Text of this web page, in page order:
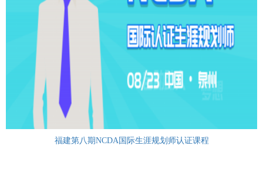
福建第八期NCDA国际生涯规划师认证课程